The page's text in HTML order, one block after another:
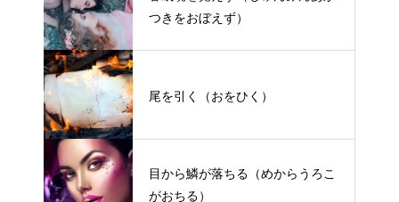
つきをおぼえず）
尾を引く（おをひく）
目から鱗が落ちる（めからうろこ
がおちる）